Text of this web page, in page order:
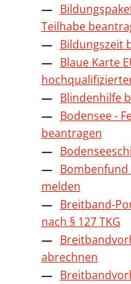
Teilhabe
Bildungszeit
Blaue Karte
Blindenhilfe
Bodensee -
beantragen
melden
Breitband-
nach § 127 TKG
abrechnen